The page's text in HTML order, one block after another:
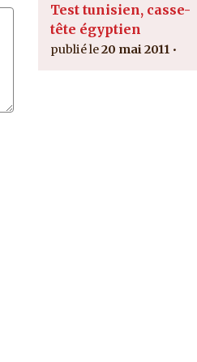
Test tunisien, casse-
tête égyptien
20 mai 2011